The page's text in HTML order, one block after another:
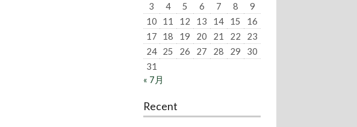
3
4 5 6 7 8
9
10
11 12 13 14 15
16
17
18 19 20 21 22
23
24 25 26 27 28 29
30
31
« 7月
Recent